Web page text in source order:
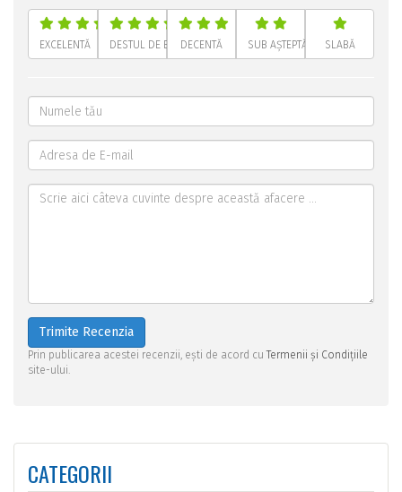
EXCELENTĂ DESTUL DE BUNĂDECENTĂ SUB AȘTEPTĂRI SLABĂ
Trimite Recenzia
Prin publicarea acestei recenzii, ești de acord cuTermenii și Condițiile
site-ului.
CATEGORII